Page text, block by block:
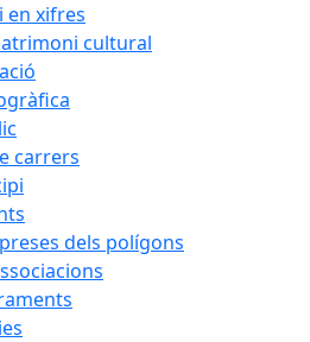
en xifres
cultural
carrers
dels polígons